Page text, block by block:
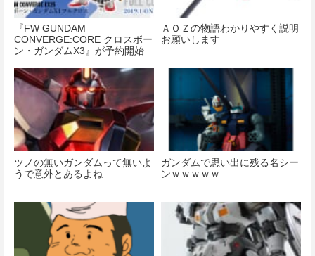
『FW GUNDAM
CONVERGE:CORE クロスボー
ン・ガンダムX3』が予約開始
ＡＯＺの物語わかりやすく説明
お願いします
ツノの無いガンダムって無いよ
うで意外とあるよね
ガンダムで思い出に残る名シー
ンｗｗｗｗｗ